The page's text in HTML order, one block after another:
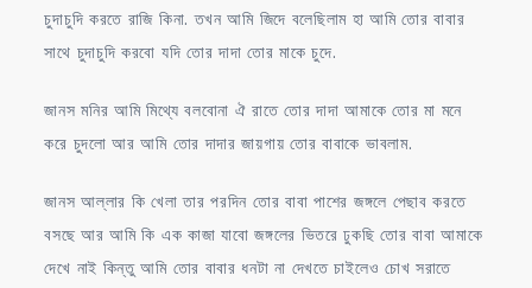
চুদাচুদি করতে রাজি কিনা. তখন আমি জিদে বলেছিলাম হা আমি তোর বাবার
সাথে চুদাচুদি করবো যদি তোর দাদা তোর মাকে চুদে.
জানস মনির আমি মিথ্যে বলবোনা ঐ রাতে তোর দাদা আমাকে তোর মা মনে
করে চুদলো আর আমি তোর দাদার জায়গায় তোর বাবাকে ভাবলাম.
জানস আল্লার কি খেলা তার পরদিন তোর বাবা পাশের জঙ্গলে পেছাব করতে
বসছে আর আমি কি এক কাজা যাবো জঙ্গলের ভিতরে ঢুকছি তোর বাবা আমাকে
দেখে নাই কিন্তু আমি তোর বাবার ধনটা না দেখতে চাইলেও চোখ সরাতে